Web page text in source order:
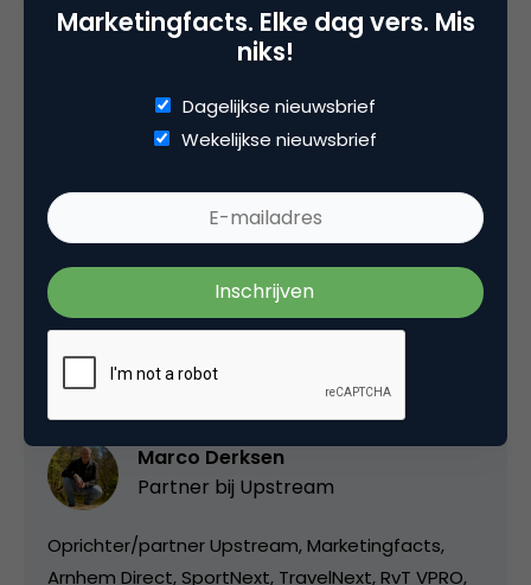
afhandeling van Email bij gemeenten.
http://www.webdam.nl/(mail response
Deel dit artikel
Kopieer link
Marco Derksen
Partner bij Upstream
Oprichter/partner Upstream, Marketingfacts,
Arnhem Direct, SportNext, TravelNext, RvT VPRO,
Marketingfacts. Elke dag vers. Mis
niks!
Dagelijkse nieuwsbrief
Wekelijkse nieuwsbrief